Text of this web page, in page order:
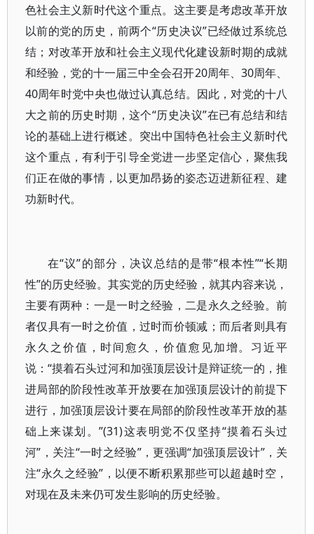
色社会主义新时代这个重点。这主要是考虑改革开放
以前的党的历史，前两个“历史决议”已经做过系统总
结；对改革开放和社会主义现代化建设新时期的成就
和经验，党的十一届三中全会召开20周年、30周年、
40周年时党中央也做过认真总结。因此，对党的十八
大之前的历史时期，这个“历史决议”在已有总结和结
论的基础上进行概述。突出中国特色社会主义新时代
这个重点，有利于引导全党进一步坚定信心，聚焦我
们正在做的事情，以更加昂扬的姿态迈进新征程、建
功新时代。
在“议”的部分，决议总结的是带“根本性”“长期
性”的历史经验。其实党的历史经验，就其内容来说，
主要有两种：一是一时之经验，二是永久之经验。前
者仅具有一时之价值，过时而价顿减；而后者则具有
永久之价值，时间愈久，价值愈见加增。习近平
说：“摸着石头过河和加强顶层设计是辩证统一的，推
进局部的阶段性改革开放要在加强顶层设计的前提下
进行，加强顶层设计要在局部的阶段性改革开放的基
础上来谋划。”(31)这表明党不仅坚持“摸着石头过
河”，关注“一时之经验”，更强调“加强顶层设计”，关
注“永久之经验”，以便不断积累那些可以超越时空，
对现在及未来仍可发生影响的历史经验。